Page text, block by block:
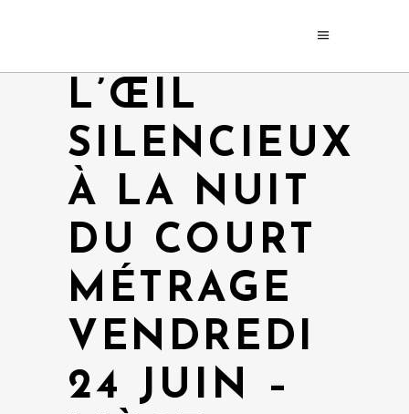
L’ŒIL
SILENCIEUX
À LA NUIT
DU COURT
MÉTRAGE
VENDREDI
24 JUIN –